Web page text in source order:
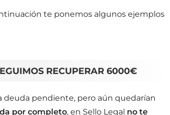
te ponemos algunos ejemplos
RECUPERAR 6000€
deuda pendiente, pero aún quedarían
por completo, en Sello Legal no te